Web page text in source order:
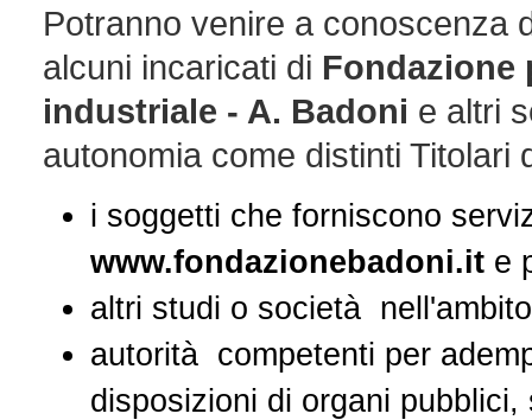
Potranno venire a conoscenza
alcuni incaricati di Fondazione
industriale - A. Badoni e altri
autonomia come distinti Titolari
i soggetti che forniscono
www.fondazionebadoni.ite
altri studi o società
autorità competenti per
disposizioni di organi pubblici,